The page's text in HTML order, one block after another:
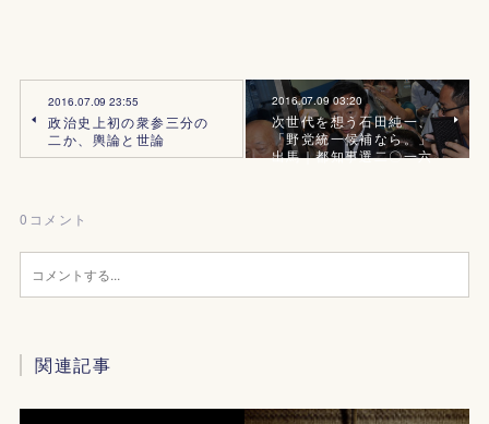
2016.07.09 23:55
政治史上初の衆参三分の
二か、輿論と世論
2016.07.09 03:20
次世代を想う石田純一、
「野党統一候補なら。」
出馬｜都知事選二〇一六
0 コメント
関連記事